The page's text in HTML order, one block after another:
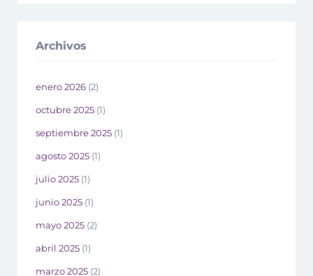
Archivos
enero 2026 (2)
octubre 2025 (1)
septiembre 2025 (1)
agosto 2025 (1)
julio 2025 (1)
junio 2025 (1)
mayo 2025 (2)
abril 2025 (1)
marzo 2025 (2)